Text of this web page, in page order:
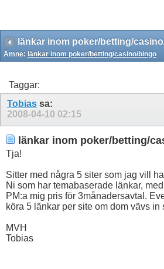
länkar inom poker/betting/
Ämne: länkar inom poker/betting/casino/bingo
Taggar:
Tobias sa:
2008-04-10 02:15
länkar inom poker/betting/
Tja!
Sitter med några 5 siter som jag vill
Ni som har temabaserade länkar,
PM:a mig pris för 3månadersavtal.
köra 5 länkar per site om dom vävs in
MVH
Tobias